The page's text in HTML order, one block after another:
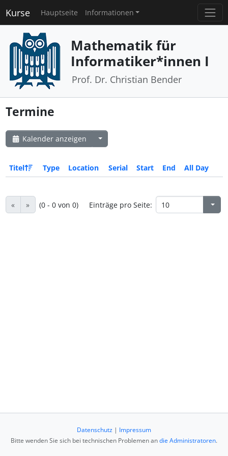
Kurse Hauptseite Informationen
Mathematik für
Informatiker*innen I
Prof. Dr. Christian Bender
Termine
Kalender anzeigen
Titel Type Location Serial Start End All Day
« » (0 - 0 von 0) Einträge pro Seite:
Datenschutz | Impressum
Bitte wenden Sie sich bei technischen Problemen andie Administratoren.